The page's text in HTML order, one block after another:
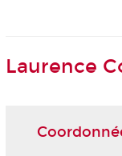
Laurence